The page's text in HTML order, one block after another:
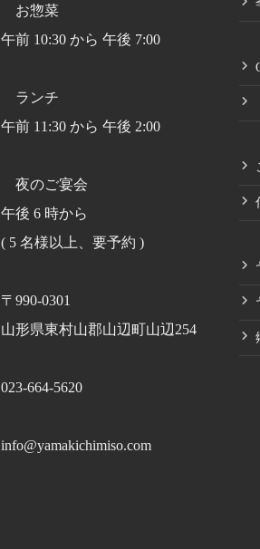
お惣菜
午前 10:30 から 午後 7:00
ランチ
午前 11:30 から 午後 2:00
夜のご宴会
午後 6 時から
( 5 名様以上、要予約 )
〒990-0301
山形県東村山郡山辺町山辺254
023-664-5620
info@yamakichimiso.com